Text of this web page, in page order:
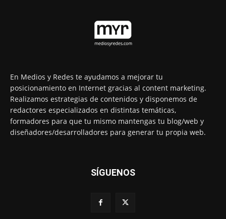
En Medios y Redes te ayudamos a mejorar tu
posicionamiento en Internet gracias al content marketing.
Realizamos estrategias de contenidos y disponemos de
redactores especializados en distintas temáticas,
formadores para que tu mismo mantengas tu blog/web y
diseñadores/desarrolladores para generar tu propia web.
SÍGUENOS